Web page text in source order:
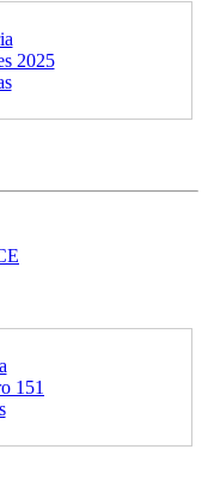
2025
151